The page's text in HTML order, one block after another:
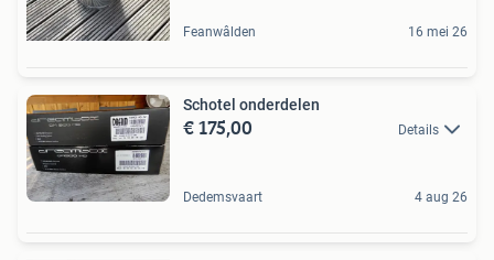
Feanwâlden 16 mei 26
Schotel onderdelen
€ 175,00 Details
Dedemsvaart 4 aug 26